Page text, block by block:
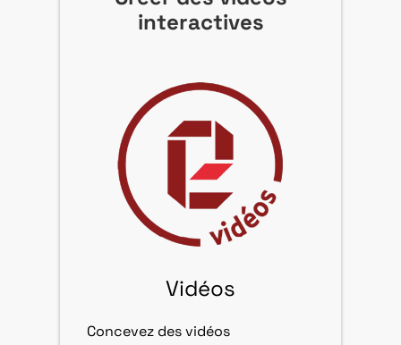
interactives
Vidéos
Concevez des vidéos